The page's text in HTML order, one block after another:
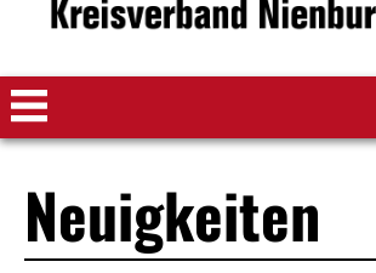
Neuigkeiten